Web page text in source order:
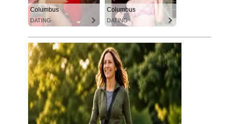
Columbus
DATING
Columbus
DATING